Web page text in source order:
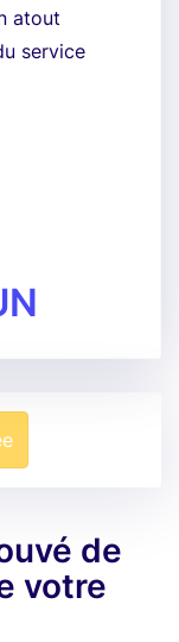
atout
service
de
votre